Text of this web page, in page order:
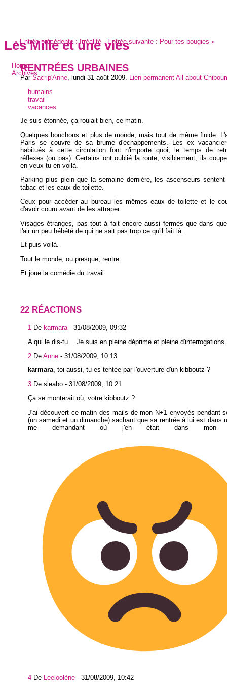
Les Mille et une vies
Home
Archives
« Entrée précédente :Irréalité - Entrée suivante : Pour tes bougies »
RENTRÉES URBAINES
ParSacrip'Anne lundi 31 août 2009 Lien permanent All about
humains
travail
vacances
Je suis étonnée, ça roulait bien, ce matin.
Quelques bouchons et plus de monde, mais tout de même fluide.
Paris se couvre de sa brume d'échappements. Les ex
habitués à cette circulation font n'importe quoi, le temps de
réflexes (ou pas). Certains ont oublié la route, visiblement, ils
en veux-tu en voilà.
Parking plus plein que la semaine dernière, les ascenseurs
tabac et les eaux de toilette.
Ceux pour accéder au bureau les mêmes eaux de toilette et le
d'avoir couru avant de les attraper.
Visages étranges, pas tout à fait encore aussi fermés que dans
l'air un peu hébété de qui ne sait pas trop ce qu'il fait là.
Et puis voilà.
Tout le monde, ou presque, rentre.
Et joue la comédie du travail.
22 RÉACTIONS
1 De karmara- 31/08/2009, 09:32
A qui le dis-tu… Je suis en pleine déprime et pleine
2 De Anne - 31/08/2009, 10:13
karmara, toi aussi, tu es tentée par l'ouverture d'un kibboutz ?
3 De sleabo - 31/08/2009, 10:21
Ça se monterait où, votre kibboutz ?
J'ai découvert ce matin des mails de mon N+1 envoyés pendant
(un samedi et un dimanche) sachant que sa rentrée à lui est dans
me demandant où j'en était dans mon
4 De Leeloolène - 31/08/2009, 10:42